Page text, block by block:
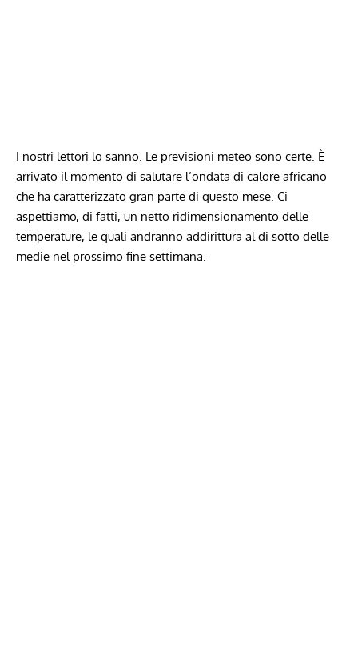
I nostri lettori lo sanno. Le previsioni meteo sono certe. È
arrivato il momento di salutare l’ondata di calore africano
che ha caratterizzato gran parte di questo mese. Ci
aspettiamo, di fatti, un netto ridimensionamento delle
temperature, le quali andranno addirittura al di sotto delle
medie nel prossimo fine settimana.